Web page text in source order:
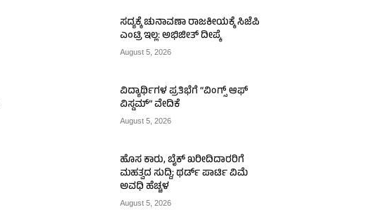
ಸದ್ಯಕ್ಕೆ ಚುನಾವಣಾ ರಾಜಕೀಯಕ್ಕೆ ಸಿಜೆಪಿ
ಎಂಟ್ರಿ ಇಲ್ಲ: ಅಭಿಜೀತ್ ದೀಪ್ಕೆ
August 5, 2026
ವಿದ್ಯಾರ್ಥಿಗಳ ಪ್ರತಿಭೆಗೆ “ವಿಂಗ್ಸ್ ಆಫ್
ವಿಸ್ಡಮ್” ವೇದಿಕೆ
August 5, 2026
ಹೊಸ ಕಾರು, ಬೈಕ್ ಖರೀದಿದಾರರಿಗೆ
ಮಹತ್ವದ ಸುದ್ದಿ; ಥರ್ಡ್ ಪಾರ್ಟಿ ವಿಮೆ
ಅವಧಿ ಹೆಚ್ಚಳ
August 5, 2026